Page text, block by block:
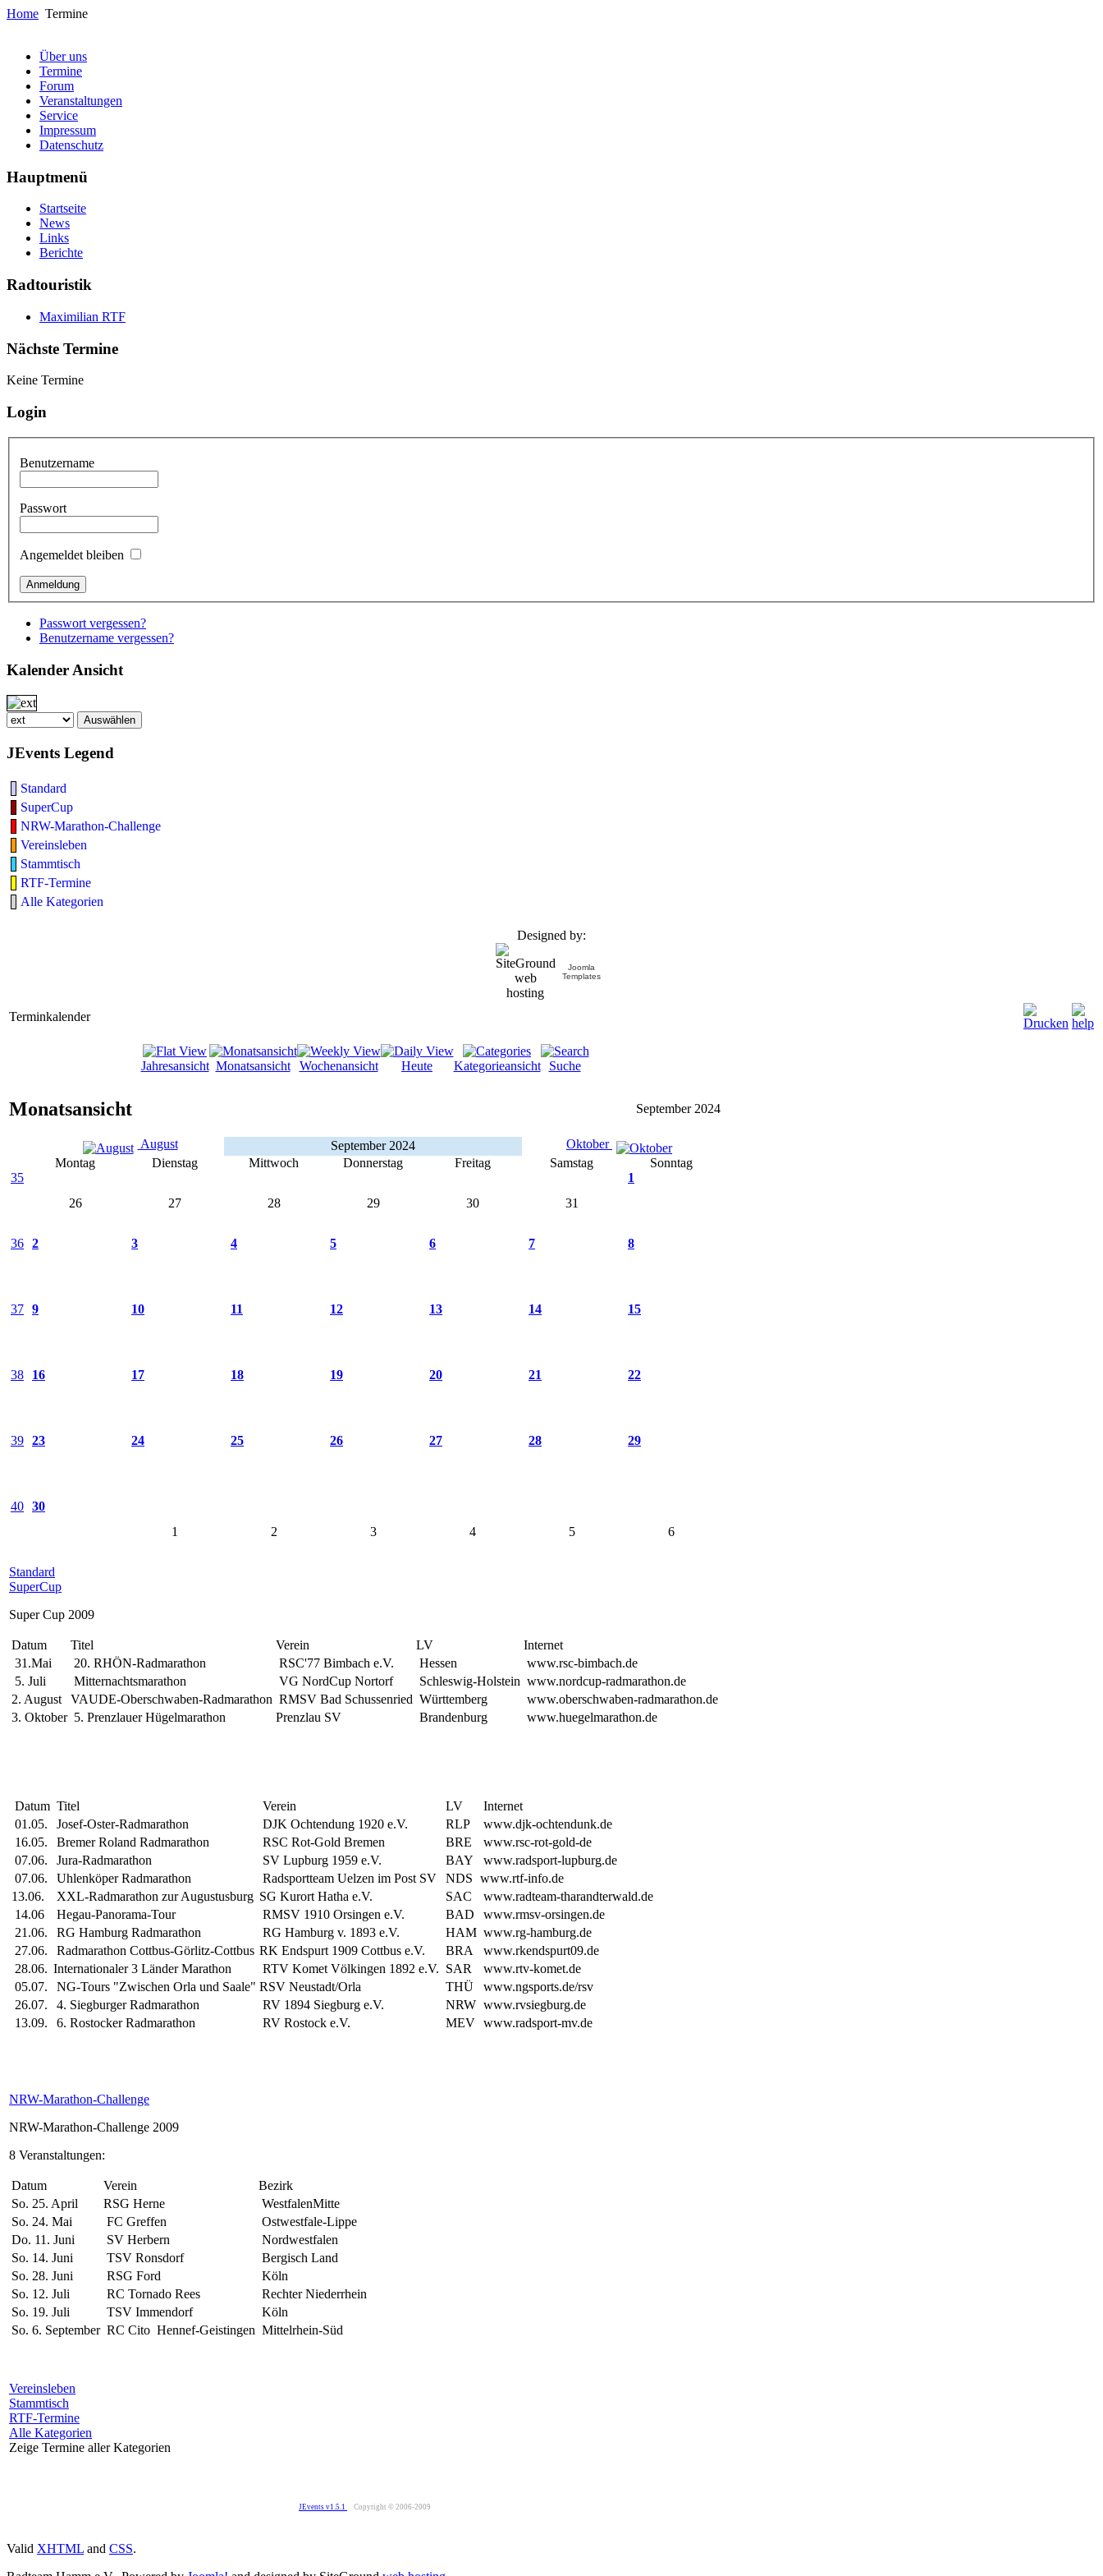
Home Termine
Über uns
Termine
Forum
Veranstaltungen
Service
Impressum
Datenschutz
Hauptmenü
Startseite
News
Links
Berichte
Radtouristik
Maximilian RTF
Nächste Termine
Keine Termine
Login
Benutzername
Passwort
Angemeldet bleiben
Passwort vergessen?
Benutzername vergessen?
Kalender Ansicht
JEvents Legend
Standard
SuperCup
NRW-Marathon-Challenge
Vereinsleben
Stammtisch
RTF-Termine
Alle Kategorien
Designed by:
Joomla
Templates
Terminkalender
Jahresansicht Monatsansicht Wochenansicht Heute Kategorieansicht Suche
Monatsansicht September 2024
August September 2024
Oktober
Montag
Dienstag Mittwoch Donnerstag Freitag Samstag
Sonntag
35
26
27 28 29 30 31
1
36 2 3 4 5 6 7 8
37 9 10 11 12 13 14 15
38 16 17 18 19 20 21 22
39 23 24 25 26 27 28 29
40 30
1
2 3 4 5 6
Standard
SuperCup
Super Cup 2009
Datum Titel Verein LV
Internet
31.Mai
20. RHÖN-Radmarathon RSC'77 Bimbach e.V. Hessen
www.rsc-bimbach.de
5. Juli
Mitternachtsmarathon VG NordCup Nortorf Schleswig-Holstein www.nordcup-radmarathon.de
2. August
VAUDE-Oberschwaben-Radmarathon RMSV Bad Schussenried Württemberg
www.oberschwaben-radmarathon.de
3. Oktober 5. Prenzlauer Hügelmarathon Prenzlau SV Brandenburg www.huegelmarathon.de
Datum Titel Verein LV
Internet
01.05.
Josef-Oster-Radmarathon DJK Ochtendung 1920 e.V. RLP
www.djk-ochtendunk.de
16.05.
Bremer Roland Radmarathon RSC Rot-Gold Bremen BRE
www.rsc-rot-gold-de
07.06.
Jura-Radmarathon SV Lupburg 1959 e.V. BAY
www.radsport-lupburg.de
07.06.
Uhlenköper Radmarathon Radsportteam Uelzen im Post SV NDS www.rtf-info.de
13.06.
XXL-Radmarathon zur Augustusburg SG Kurort Hatha e.V. SAC
www.radteam-tharandterwald.de
14.06
Hegau-Panorama-Tour RMSV 1910 Orsingen e.V. BAD
www.rmsv-orsingen.de
21.06.
RG Hamburg Radmarathon RG Hamburg v. 1893 e.V. HAM www.rg-hamburg.de
27.06.
Radmarathon Cottbus-Görlitz-Cottbus RK Endspurt 1909 Cottbus e.V. BRA
www.rkendspurt09.de
28.06. Internationaler 3 Länder Marathon RTV Komet Völkingen 1892 e.V. SAR
www.rtv-komet.de
05.07.
NG-Tours "Zwischen Orla und Saale" RSV Neustadt/Orla THÜ
www.ngsports.de/rsv
26.07.
4. Siegburger Radmarathon RV 1894 Siegburg e.V. NRW www.rvsiegburg.de
13.09.
6. Rostocker Radmarathon RV Rostock e.V. MEV www.radsport-mv.de
NRW-Marathon-Challenge
NRW-Marathon-Challenge 2009
8 Veranstaltungen:
Datum Verein
Bezirk
So. 25. April
RSG Herne
WestfalenMitte
So. 24. Mai
FC Greffen
Ostwestfale-Lippe
Do. 11. Juni
SV Herbern
Nordwestfalen
So. 14. Juni
TSV Ronsdorf
Bergisch Land
So. 28. Juni
RSG Ford
Köln
So. 12. Juli
RC Tornado Rees
Rechter Niederrhein
So. 19. Juli
TSV Immendorf
Köln
So. 6. September RC Cito Hennef-Geistingen Mittelrhein-Süd
Vereinsleben
Stammtisch
RTF-Termine
Alle Kategorien
Zeige Termine aller Kategorien
JEvents v1.5.1 Copyright © 2006-2009
Valid XHTML and CSS.